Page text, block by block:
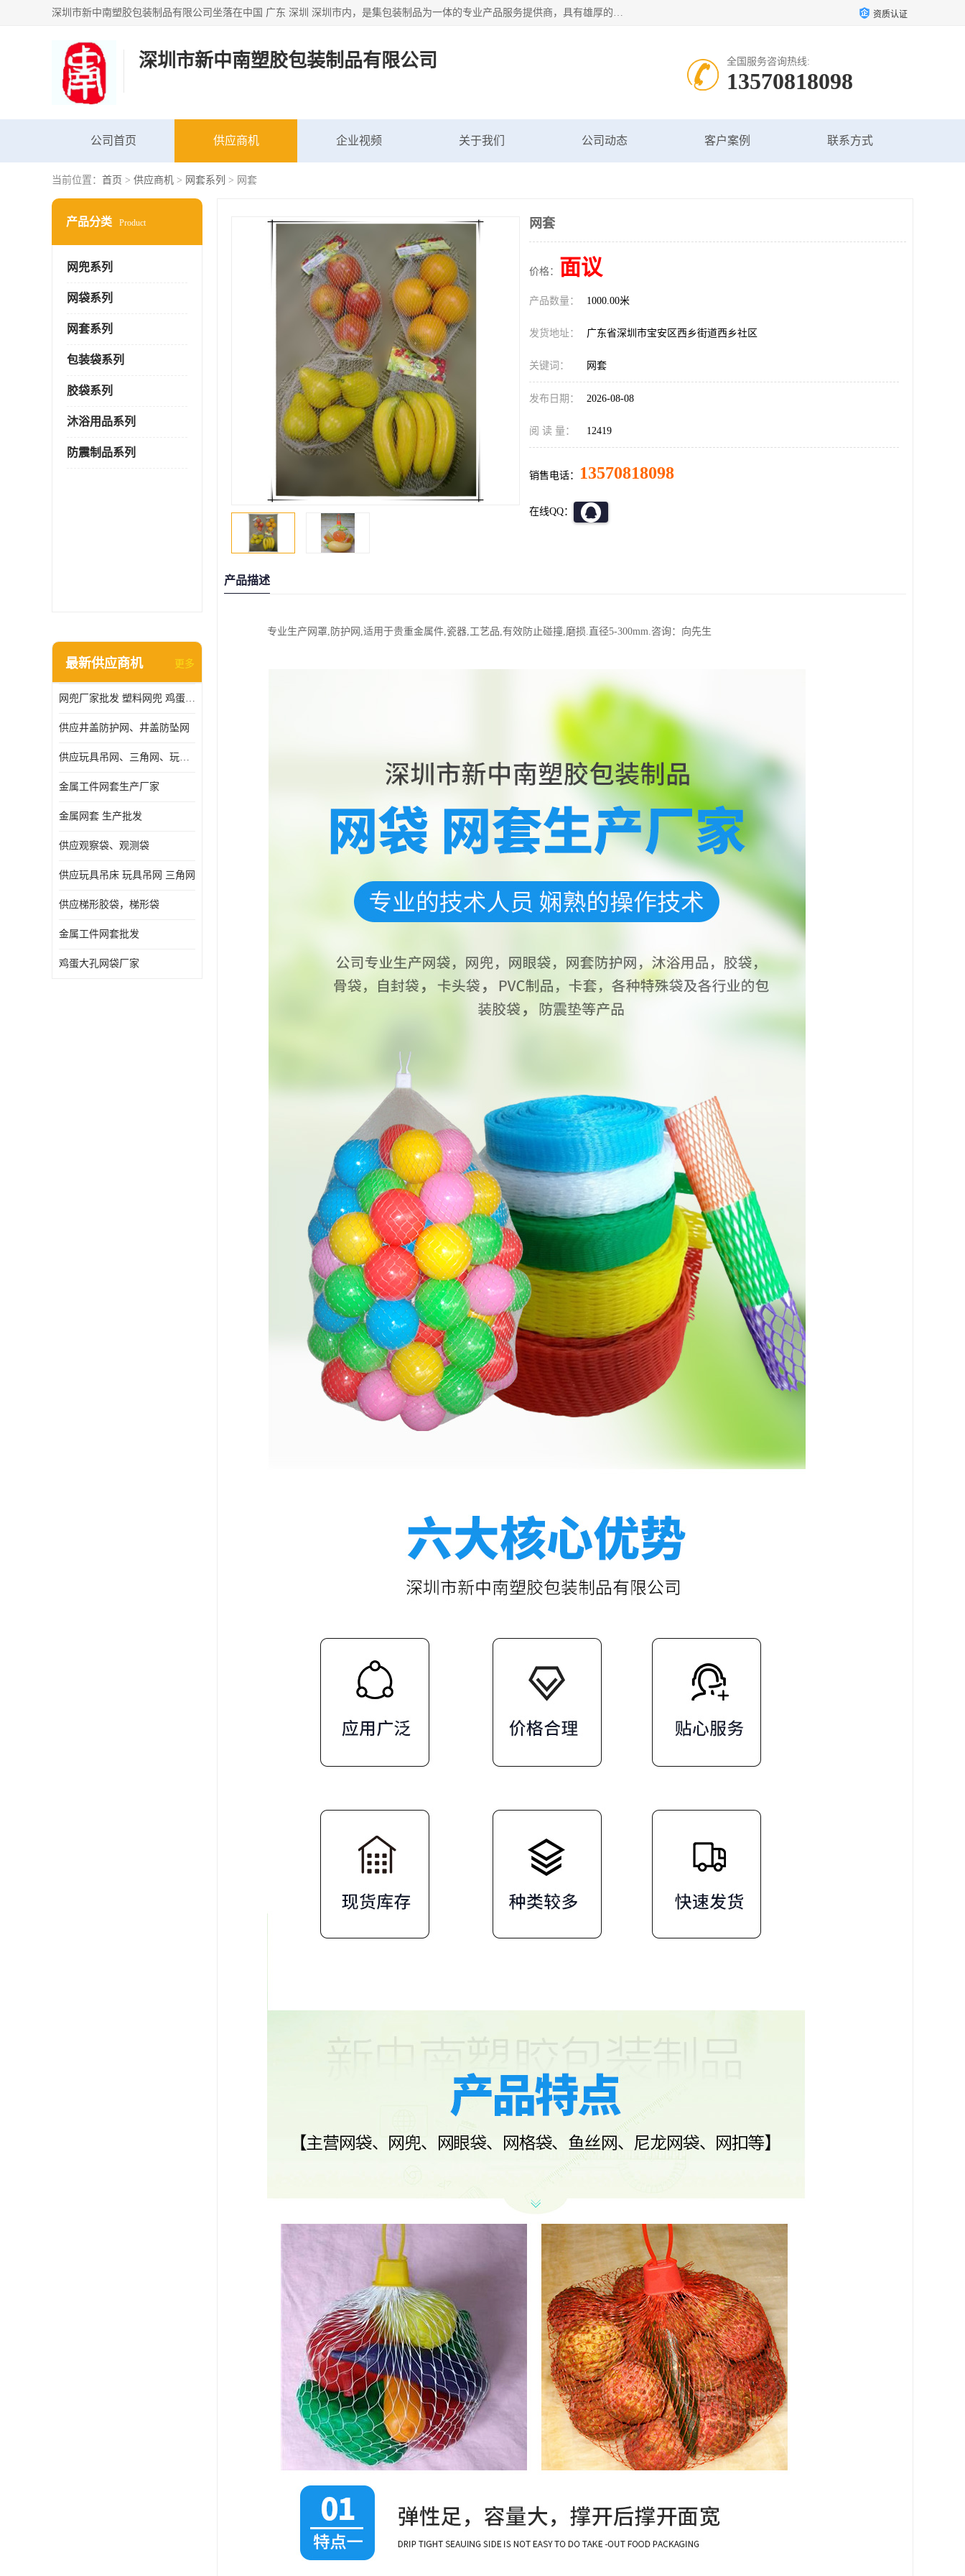
深圳市新中南塑胶包装制品有限公司坐落在中国 广东 深圳 深圳市内，是集包装制品为一体的专业产品服务提供商，具有雄厚的科研实力、技术实力和经济实力。主营网袋、网兜、网眼袋、网格袋、鱼丝网、尼龙网袋、网扣、网套等产品,大量批发,价格实惠。欢迎广大新老客户来电咨询价格、加盟、招商等服务。 资质认证
深圳市新中南塑胶包装制品有限公司 全国服务咨询热线:
13570818098
公司首页 供应商机 企业视频 关于我们 公司动态 客户案例 联系方式
当前位置： 首页 > 供应商机 > 网套系列 > 网套
产品分类 Product
网兜系列
网袋系列
网套系列
包装袋系列
胶袋系列
沐浴用品系列
防震制品系列
最新供应商机 更多
网兜厂家批发 塑料网兜 鸡蛋网兜
供应井盖防护网、井盖防坠网
供应玩具吊网、三角网、玩具吊床
金属工件网套生产厂家
金属网套 生产批发
供应观察袋、观测袋
供应玩具吊床 玩具吊网 三角网
供应梯形胶袋，梯形袋
金属工件网套批发
鸡蛋大孔网袋厂家
网套
价格： 面议
产品数量： 1000.00米
发货地址： 广东省深圳市宝安区西乡街道西乡社区
关键词： 网套
发布日期： 2026-08-08
阅 读 量： 12419
销售电话： 13570818098
在线QQ：
产品描述
专业生产网罩,防护网,适用于贵重金属件,瓷器,工艺品,有效防止碰撞,磨损.直径5-300mm.咨询：向先生